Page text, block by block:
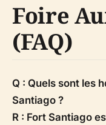
Foire
(FAQ)
Q : Quels sont les
Santiago ?
R : Fort Santiago